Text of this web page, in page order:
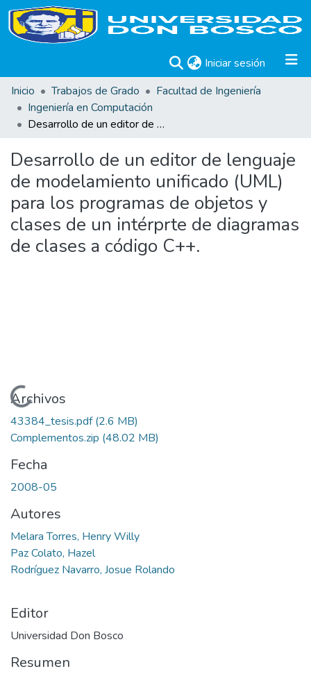
Iniciar sesión (current)
Inicio
Trabajos de Grado
Facultad de Ingeniería
Ingeniería en Computación
Desarrollo de un editor de lenguaje de modelamiento unificado (UML) para los programas de objetos y clases de un intérprte de diagramas de clases a código C++.
Desarrollo de un editor de lenguaje
de modelamiento unificado (UML)
para los programas de objetos y
clases de un intérprte de diagramas
de clases a código C++.
Cargando...
Archivos
43384_tesis.pdf(2.6 MB)
Complementos.zip (48.02 MB)
Fecha
2008-05
Autores
Melara Torres, Henry Willy
Paz Colato, Hazel
Rodríguez Navarro, Josue Rolando
Editor
Universidad Don Bosco
Resumen